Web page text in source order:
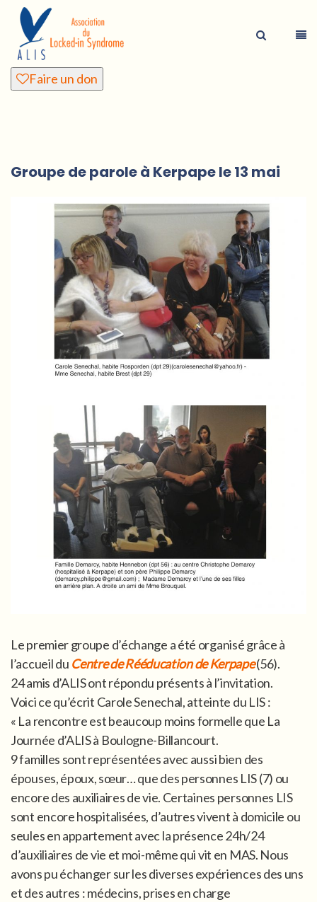
Faire un don
Groupe de parole à Kerpape le 13 mai
Le premier groupe d’échange a été organisé grâce à
l’accueil du Centre de Rééducation de Kerpape(56).
24 amis d’ALIS ont répondu présents à l’invitation.
Voici ce qu’écrit Carole Senechal, atteinte du LIS :
« La rencontre est beaucoup moins formelle que La
Journée d’ALIS à Boulogne-Billancourt.
9 familles sont représentées avec aussi bien des
épouses, époux, sœur… que des personnes LIS (7) ou
encore des auxiliaires de vie. Certaines personnes LIS
sont encore hospitalisées, d’autres vivent à domicile ou
seules en appartement avec la présence 24h/24
d’auxiliaires de vie et moi-même qui vit en MAS. Nous
avons pu échanger sur les diverses expériences des uns
et des autres : médecins, prises en charge